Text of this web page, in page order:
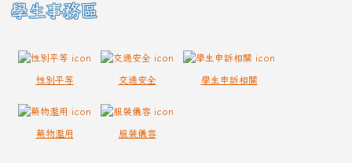
學生事務區
性別平等 交通安全 學生申訴相關
藥物濫用 服裝儀容